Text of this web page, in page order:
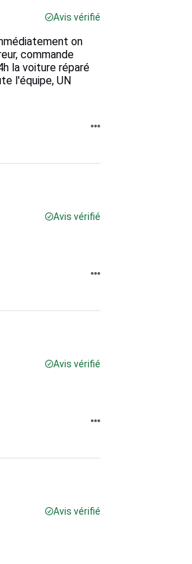
Avis vérifié
on
commande
la voiture réparé
l'équipe, UN
Avis vérifié
Avis vérifié
Avis vérifié